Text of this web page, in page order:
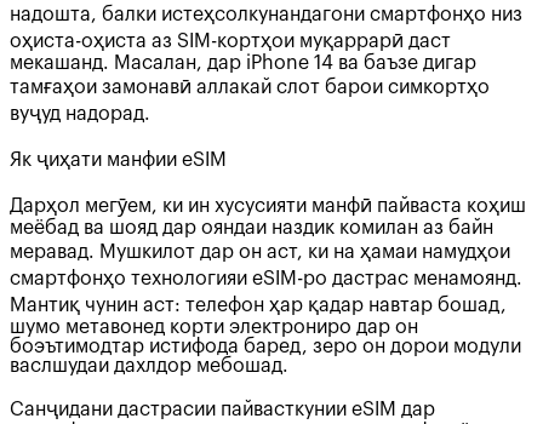
надошта, балки истеҳсолкунандагони смартфонҳо низ
оҳиста-оҳиста аз SIM-кортҳои муқаррарӣ даст
мекашанд. Масалан, дар iPhone 14 ва баъзе дигар
тамғаҳои замонавӣ аллакай слот барои симкортҳо
вуҷуд надорад.
Як ҷиҳати манфии eSIM
Дарҳол мегӯем, ки ин хусусияти манфӣ пайваста коҳиш
меёбад ва шояд дар ояндаи наздик комилан аз байн
меравад. Мушкилот дар он аст, ки на ҳамаи намудҳои
смартфонҳо технологияи eSIM-ро дастрас менамоянд.
Мантиқ чунин аст: телефон ҳар қадар навтар бошад,
шумо метавонед корти электрониро дар он
боэътимодтар истифода баред, зеро он дорои модули
васлшудаи дахлдор мебошад.
Санҷидани дастрасии пайвасткунии eSIM дар